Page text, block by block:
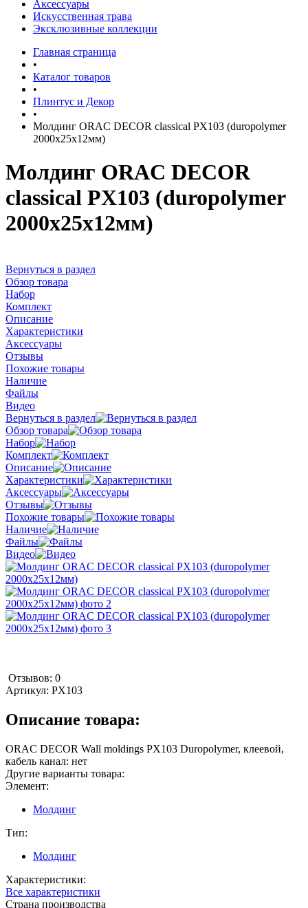
Аксессуары
Искусственная трава
Эксклюзивные коллекции
Главная страница
•
Каталог товаров
•
Плинтус и Декор
•
Молдинг ORAC DECOR classical PX103 (duropolymer
2000х25х12мм)
Молдинг ORAC DECOR
classical PX103 (duropolymer
2000х25х12мм)
Вернуться в раздел
Обзор товара
Набор
Комплект
Описание
Характеристики
Аксессуары
Отзывы
Похожие товары
Наличие
Файлы
Видео
Вернуться в раздел
Обзор товара
Набор
Комплект
Описание
Характеристики
Аксессуары
Отзывы
Похожие товары
Наличие
Файлы
Видео
Отзывов: 0
Артикул: PX103
Описание товара:
ORAC DECOR Wall moldings PX103 Duropolymer, клеевой,
кабель канал: нет
Другие варианты товара:
Элемент:
Молдинг
Тип:
Молдинг
Характеристики:
Все характеристики
Страна производства